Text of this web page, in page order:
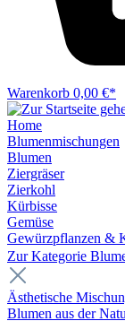
Warenkorb 0,00 €*
Home
Blumenmischungen
Blumen
Ziergräser
Zierkohl
Kürbisse
Gemüse
Gewürzpflanzen &
Zur Kategorie
Ästhetische
Blumen aus der